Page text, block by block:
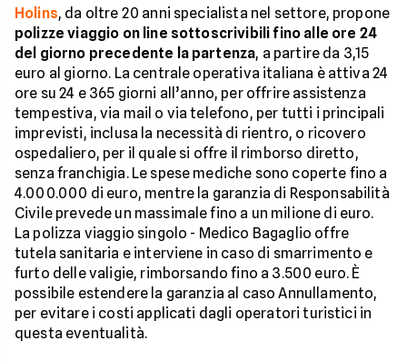
Holins, da oltre 20 anni specialista nel settore, propone
polizze viaggio on line sottoscrivibili fino alle ore 24
del giorno precedente la partenza, a partire da 3,15
euro al giorno. La centrale operativa italiana è attiva 24
ore su 24 e 365 giorni all’anno, per offrire assistenza
tempestiva, via mail o via telefono, per tutti i principali
imprevisti, inclusa la necessità di rientro, o ricovero
ospedaliero, per il quale si offre il rimborso diretto,
senza franchigia. Le spese mediche sono coperte fino a
4.000.000 di euro, mentre la garanzia di Responsabilità
Civile prevede un massimale fino a un milione di euro.
La polizza viaggio singolo - Medico Bagaglio offre
tutela sanitaria e interviene in caso di smarrimento e
furto delle valigie, rimborsando fino a 3.500 euro. È
possibile estendere la garanzia al caso Annullamento,
per evitare i costi applicati dagli operatori turistici in
questa eventualità.